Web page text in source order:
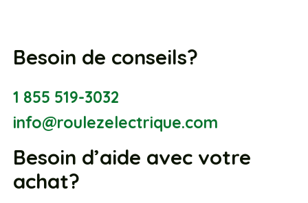
Besoin de conseils?
1 855 519-3032
info@roulezelectrique.com
Besoin d’aide avec votre
achat?